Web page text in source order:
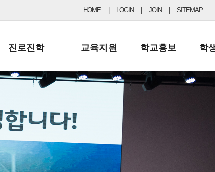
HOME LOGIN JOIN SITEMAP
진로진학
공지사항 및 입시자료
드림레터
교육지원
행정실
학교운영위원회
학교건축기금
학교홍보
보도자료
학